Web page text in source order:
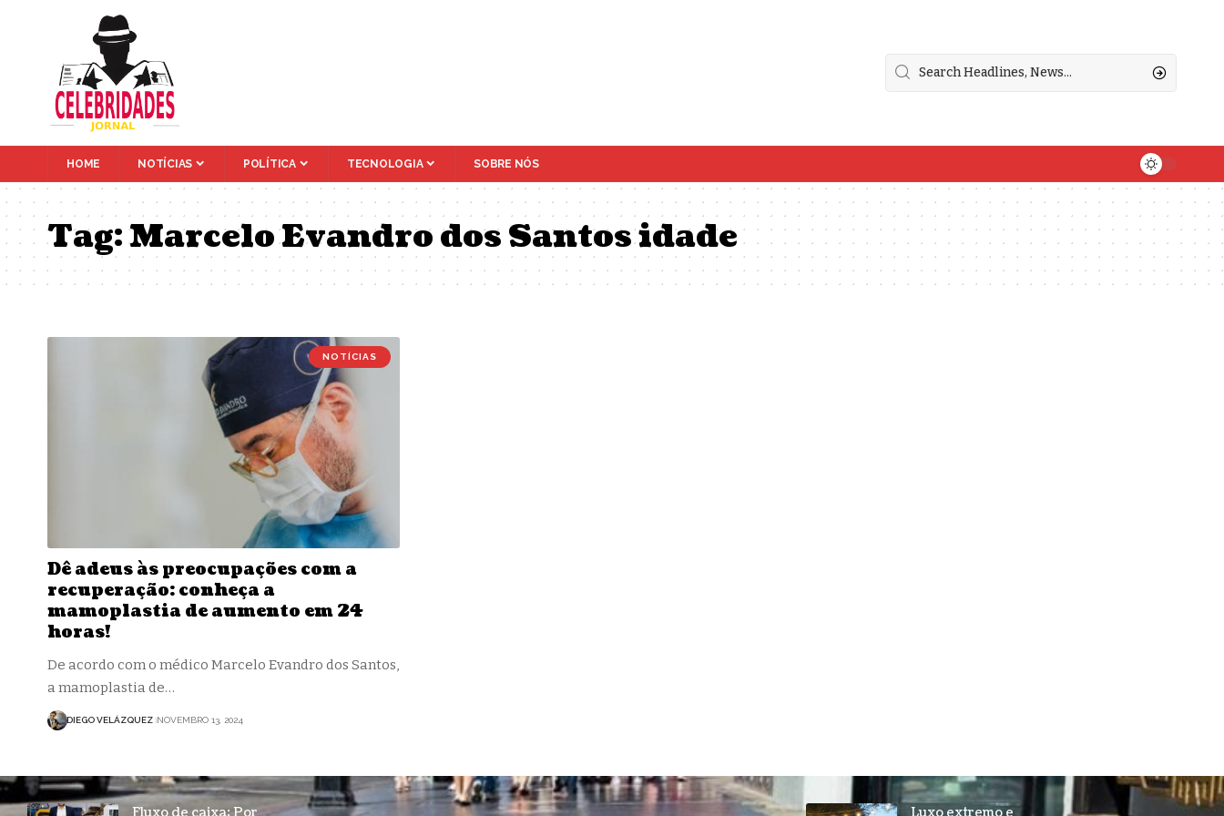
HOME NOTÍCIAS POLÍTICA TECNOLOGIA SOBRE NÓS
Tag:Marcelo Evandro dos Santos idade
NOTÍCIAS
Dê adeus às preocupações com a
recuperação: conheça a
mamoplastia de aumento em 24
horas!
De acordo com o médico Marcelo Evandro dos Santos,
a mamoplastia de…
DIEGO VELÁZQUEZ NOVEMBRO 13, 2024